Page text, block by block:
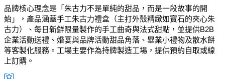
品牌核心理念是「朱古力不是單純的甜品，而是一段故事的開
始」，產品涵蓋手工朱古力禮盒（主打外殼精緻如寶石的夾心朱
古力）、每日新鮮限量製作的手工曲奇與法式甜點，並提供B2B
企業活動送禮、婚宴與品牌活動甜品角落、畢業小禮物及散水餅
等客製化服務。工場主要作為持牌製造工場，提供預約自取或線
上訂購。